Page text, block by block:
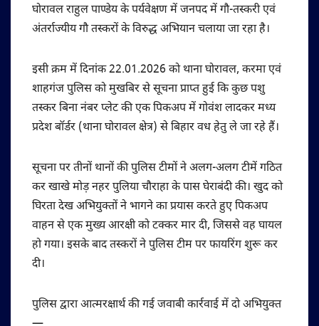
घोरावल राहुल पाण्डेय के पर्यवेक्षण में जनपद में गौ-तस्करी एवं
अंतर्राज्यीय गौ तस्करों के विरुद्ध अभियान चलाया जा रहा है।
इसी क्रम में दिनांक 22.01.2026 को थाना घोरावल, करमा एवं
शाहगंज पुलिस को मुखबिर से सूचना प्राप्त हुई कि कुछ पशु
तस्कर बिना नंबर प्लेट की एक पिकअप में गोवंश लादकर मध्य
प्रदेश बॉर्डर (थाना घोरावल क्षेत्र) से बिहार वध हेतु ले जा रहे हैं।
सूचना पर तीनों थानों की पुलिस टीमों ने अलग-अलग टीमें गठित
कर खाखे मोड़ नहर पुलिया चौराहा के पास घेराबंदी की। खुद को
घिरता देख अभियुक्तों ने भागने का प्रयास करते हुए पिकअप
वाहन से एक मुख्य आरक्षी को टक्कर मार दी, जिससे वह घायल
हो गया। इसके बाद तस्करों ने पुलिस टीम पर फायरिंग शुरू कर
दी।
पुलिस द्वारा आत्मरक्षार्थ की गई जवाबी कार्रवाई में दो अभियुक्त